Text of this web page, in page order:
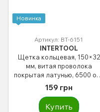
Новинка
Артикул: BT-6151
INTERTOOL
Щетка кольцевая, 150×32
мм, витая проволока
покрытая латунью, 6500
мин INTERTOOL BT-6151
159 грн
Купить